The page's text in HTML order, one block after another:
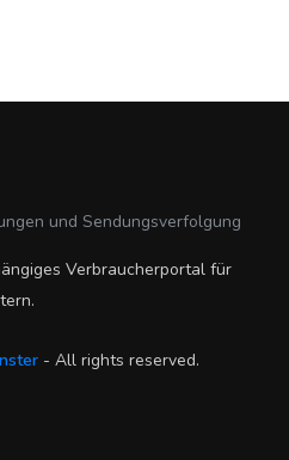
und Sendungsverfolgung
Verbraucherportal für
- All rights reserved.